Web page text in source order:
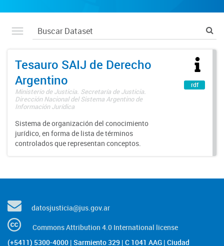
Tesauro SAIJ de Derecho
Argentino
Ministerio de Justicia. Secretaría de Justicia.
Dirección Nacional del Sistema Argentino de
Información Jurídica
Sistema de organización del conocimiento
jurídico, en forma de lista de términos
controlados que representan conceptos.
rdf
datosjusticia@jus.gov.ar
Commons Attribution 4.0 International license
(+5411) 5300-4000 | Sarmiento 329 | C 1041 AAG | Ciudad